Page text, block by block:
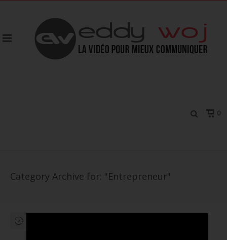
0
Category Archive for: "Entrepreneur"